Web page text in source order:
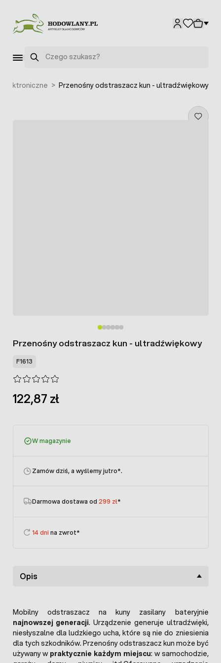
Szukaj
> Przenośny odstraszacz kun - ultradźwiękowy
Przenośny odstraszacz kun - ultradźwiękowy
F1613
122,87 zł
W magazynie
Zamów dziś, a wyślemy jutro*.
Darmowa dostawa od 299 zł*
14 dni na zwrot*
Opis
Mobilny odstraszacz na kuny zasilany bateryjnie
najnowszej generacji. Urządzenie generuje ultradźwięki,
niesłyszalne dla ludzkiego ucha, które są nie do zniesienia
dla tych szkodników. Przenośny odstraszacz kun może być
używany w praktycznie każdym miejscu: w samochodzie,